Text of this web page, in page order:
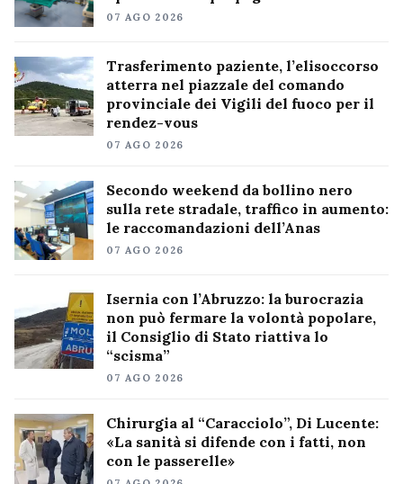
07 AGO 2026
Trasferimento paziente, l’elisoccorso
atterra nel piazzale del comando
provinciale dei Vigili del fuoco per il
rendez-vous
07 AGO 2026
Secondo weekend da bollino nero
sulla rete stradale, traffico in aumento:
le raccomandazioni dell’Anas
07 AGO 2026
Isernia con l’Abruzzo: la burocrazia
non può fermare la volontà popolare,
il Consiglio di Stato riattiva lo
“scisma”
07 AGO 2026
Chirurgia al “Caracciolo”, Di Lucente:
«La sanità si difende con i fatti, non
con le passerelle»